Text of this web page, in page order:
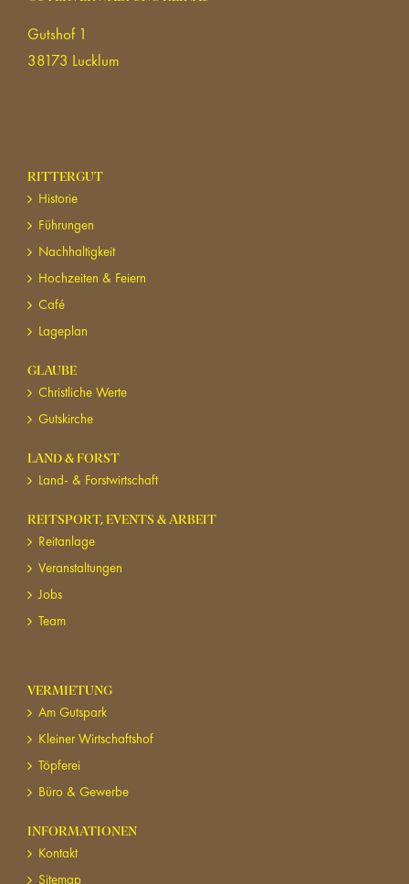
Gutshof 1
38173 Lucklum
RITTERGUT
Historie
Führungen
Nachhaltigkeit
Hochzeiten & Feiern
Café
Lageplan
GLAUBE
Christliche Werte
Gutskirche
LAND & FORST
Land- & Forstwirtschaft
REITSPORT, EVENTS & ARBEIT
Reitanlage
Veranstaltungen
Jobs
Team
VERMIETUNG
Am Gutspark
Kleiner Wirtschaftshof
Töpferei
Büro & Gewerbe
INFORMATIONEN
Kontakt
Sitemap